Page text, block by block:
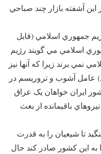
اين آشفته بازار چند صباحي
جمهوري اسلامي (قابل
اسلامي مي گويند رژيم
نمي برند زيرا که آنها نيز
عامل آشوب و تروريسم در
ايران خواهان يک عراق
باقيمانده از بعث
تا شيعيان را به قدرت
به اين کشور صادر کند حال